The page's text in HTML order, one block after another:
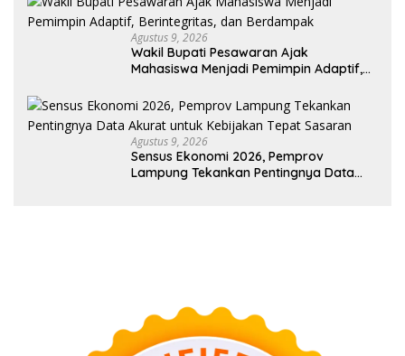
Agustus 9, 2026
Wakil Bupati Pesawaran Ajak
Mahasiswa Menjadi Pemimpin Adaptif,
Agustus 9, 2026
Sensus Ekonomi 2026, Pemprov
Lampung Tekankan Pentingnya Data